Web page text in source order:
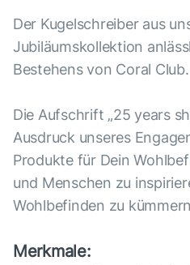
Der Kugelschreiber aus
Jubiläumskollektion
Bestehens von Coral Club.
Die Aufschrift „25 years
Ausdruck unseres
Produkte für Dein
und Menschen zu
Wohlbefinden zu
Merkmale: